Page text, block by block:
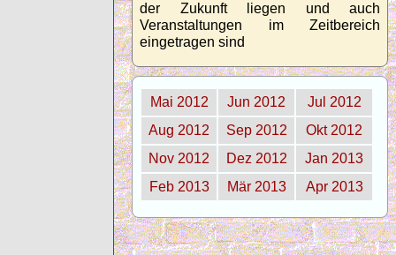
der Zukunft liegen und auch
Veranstaltungen im Zeitbereich
eingetragen sind
Mai 2012 Jun 2012
Jul 2012
Aug 2012
Sep 2012
Okt 2012
Nov 2012
Dez 2012
Jan 2013
Feb 2013
Mär 2013 Apr 2013